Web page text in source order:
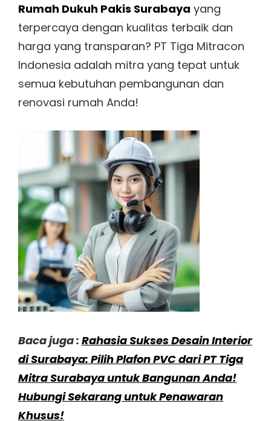
Rumah Dukuh Pakis Surabaya yang
terpercaya dengan kualitas terbaik dan
harga yang transparan? PT Tiga Mitracon
Indonesia adalah mitra yang tepat untuk
semua kebutuhan pembangunan dan
renovasi rumah Anda!
Baca juga : Rahasia Sukses Desain Interior
di Surabaya: Pilih Plafon PVC dari PT Tiga
Mitra Surabaya untuk Bangunan Anda!
Hubungi Sekarang untuk Penawaran
Khusus!